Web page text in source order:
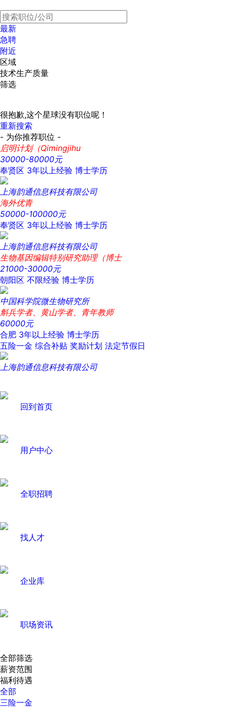
最新
急聘
附近
区域
技术生产质量
筛选
很抱歉,这个星球没有职位呢！
重新搜索
- 为你推荐职位 -
启明计划（Qimingjihu
30000-80000元
奉贤区 3年以上经验 博士学历
上海韵通信息科技有限公司
海外优青
50000-100000元
奉贤区 3年以上经验 博士学历
上海韵通信息科技有限公司
生物基因编辑特别研究助理（博士
21000-30000元
朝阳区 不限经验 博士学历
中国科学院微生物研究所
斛兵学者、黄山学者、青年教师
60000元
合肥 3年以上经验 博士学历
五险一金 综合补贴 奖励计划 法定节假日
上海韵通信息科技有限公司
回到首页
用户中心
全职招聘
找人才
企业库
职场资讯
全部筛选
薪资范围
福利待遇
全部
三险一金